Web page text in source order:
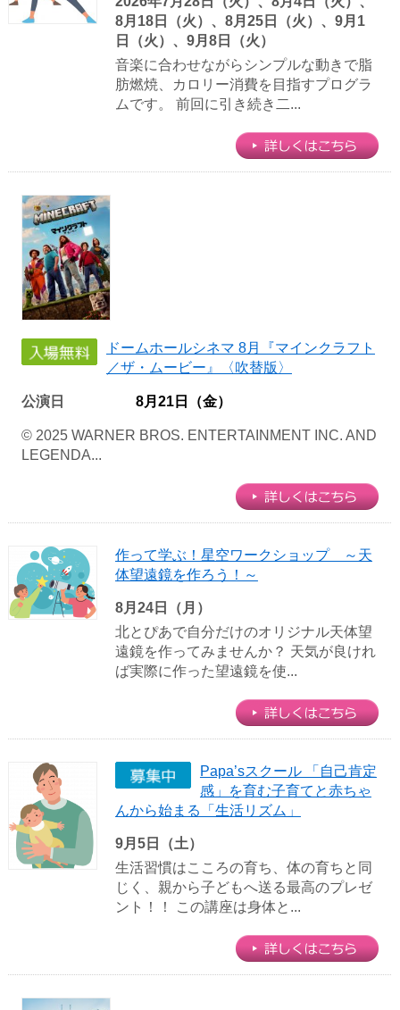
8月18日（火）、8月25日（火）、9月1
日（火）、9月8日（火）
音楽に合わせながらシンプルな動きで脂
肪燃焼、カロリー消費を目指すプログラ
ムです。 前回に引き続き二...
ドームホールシネマ 8月『マインクラフト
／ザ・ムービー』〈吹替版〉
公演日 8月21日（金）
© 2025 WARNER BROS. ENTERTAINMENT INC. AND
LEGENDA...
作って学ぶ！星空ワークショップ ～天
体望遠鏡を作ろう！～
8月24日（月）
北とぴあで自分だけのオリジナル天体望
遠鏡を作ってみませんか？ 天気が良けれ
ば実際に作った望遠鏡を使...
Papa’sスクール 「自己肯定
感」を育む子育てと赤ちゃ
んから始まる「生活リズム」
9月5日（土）
生活習慣はこころの育ち、体の育ちと同
じく、親から子どもへ送る最高のプレゼ
ント！！ この講座は身体と...